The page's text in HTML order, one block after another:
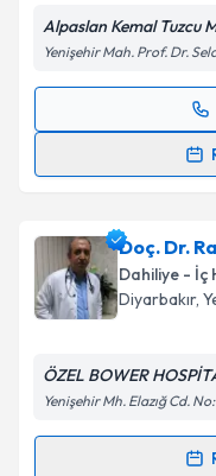
Alpaslan Kemal Tuzcu
Yenişehir Mah. Prof. Dr.
Randevu
için bir takvim
bilgilendireceğiz.
E-posta Adresiniz
Kişisel
'ni
Doç. Dr.
Dahiliye - İç
Diyarbakır,
ÖZEL BOWER
Yenişehir Mh. Elazığ Cd.